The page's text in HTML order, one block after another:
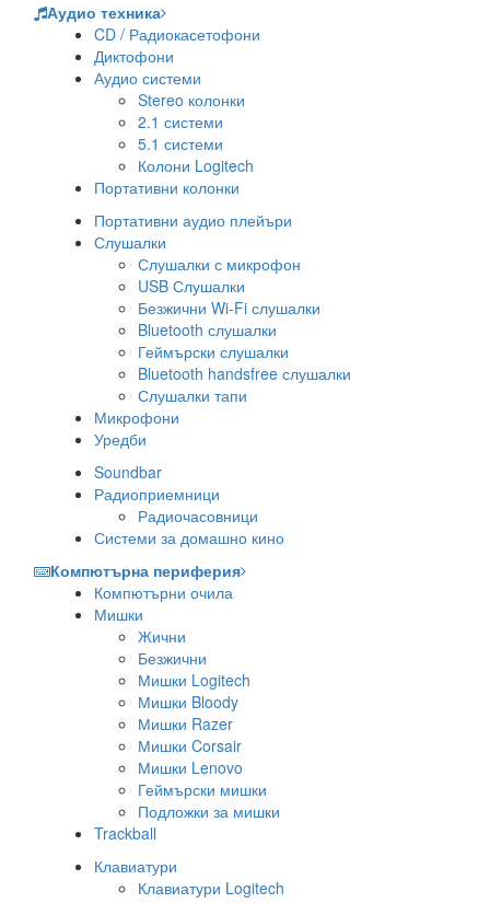
Аудио техника
CD / Радиокасетофони
Диктофони
Аудио системи
Stereo колонки
2.1 системи
5.1 системи
Колони Logitech
Портативни колонки
Портативни аудио плейъри
Слушалки
Слушалки с микрофон
USB Слушалки
Безжични Wi-Fi слушалки
Bluetooth слушалки
Геймърски слушалки
Bluetooth handsfree слушалки
Слушалки тапи
Микрофони
Уредби
Soundbar
Радиоприемници
Радиочасовници
Системи за домашно кино
Компютърна периферия
Компютърни очила
Мишки
Жични
Безжични
Мишки Logitech
Мишки Bloody
Мишки Razer
Мишки Corsair
Мишки Lenovo
Геймърски мишки
Подложки за мишки
Trackball
Клавиатури
Клавиатури Logitech